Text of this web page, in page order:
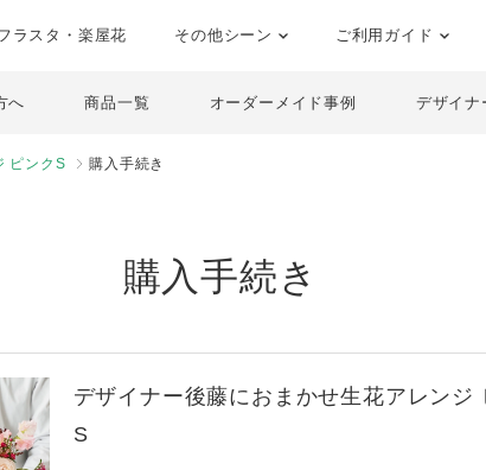
ラスタ・楽屋花 その他シーン ご利用ガイド
へ 商品一覧 オーダーメイド事例 デザイナ
ピンクS 購入手続き
購入手続き
デザイナー後藤におまかせ生花アレンジ
S